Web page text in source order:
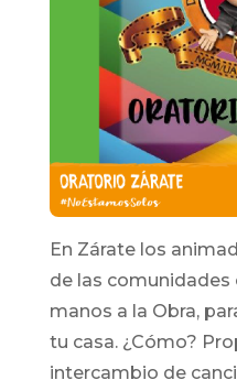
En Zárate los
de las
manos a la Obra,
tu casa. ¿Cómo?
intercambio de